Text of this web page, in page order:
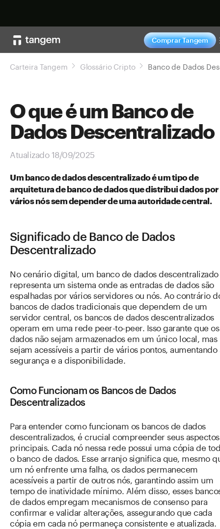
Comprar Tangem
Carteira Tangem Glossário Cripto
O que é um Banco de
Dados Descentralizado
Atualizado 18/09/2025
Um banco de dados descentralizado é um tipo de
arquitetura de banco de dados que distribui dados por
vários nós sem depender de uma autoridade central.
Significado de Banco de Dados
Descentralizado
No cenário digital, um banco de dados descentralizado
representa um sistema onde as entradas de dados são
espalhadas por vários servidores ou nós. Ao contrário
bancos de dados tradicionais que dependem de um
servidor central, os bancos de dados descentralizados
operam em uma rede peer-to-peer. Isso garante que os
dados não sejam armazenados em um único local, mas
sejam acessíveis a partir de vários pontos, aumentando
segurança e a disponibilidade.
Como Funcionam os Bancos de Dados
Descentralizados
Para entender como funcionam os bancos de dados
descentralizados, é crucial compreender seus aspectos
principais. Cada nó nessa rede possui uma cópia de
o banco de dados. Esse arranjo significa que, mesmo
um nó enfrente uma falha, os dados permanecem
acessíveis a partir de outros nós, garantindo assim um
tempo de inatividade mínimo. Além disso, esses
de dados empregam mecanismos de consenso para
confirmar e validar alterações, assegurando que cada
cópia em cada nó permaneça consistente e atualizada.